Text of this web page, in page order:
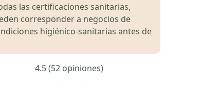
las certificaciones sanitarias,
corresponder a negocios de
higiénico-sanitarias antes de
4.5 (52 opiniones)